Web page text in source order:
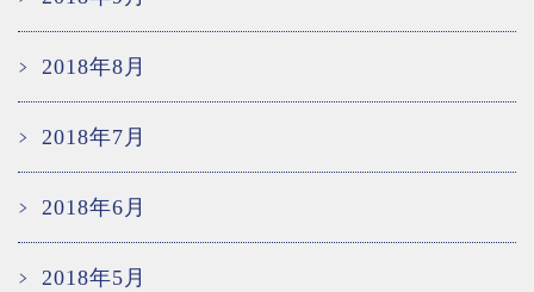
2018年8月
2018年7月
2018年6月
2018年5月